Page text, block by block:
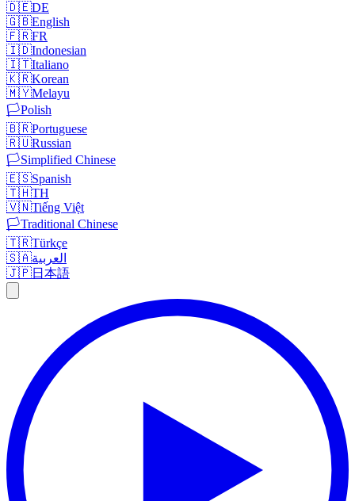
🇩🇪DE
🇬🇧English
🇫🇷FR
🇮🇩Indonesian
🇮🇹Italiano
🇰🇷Korean
🇲🇾Melayu
🏳️Polish
🇧🇷Portuguese
🇷🇺Russian
🏳️Simplified Chinese
🇪🇸Spanish
🇹🇭TH
🇻🇳Tiếng Việt
🏳️Traditional Chinese
🇹🇷Türkçe
🇸🇦العربية
🇯🇵日本語